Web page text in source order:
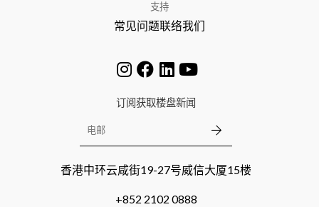
支持
常见问题联络我们
订阅获取楼盘新闻
香港中环云咸街19-27号威信大厦15楼
+852 2102 0888